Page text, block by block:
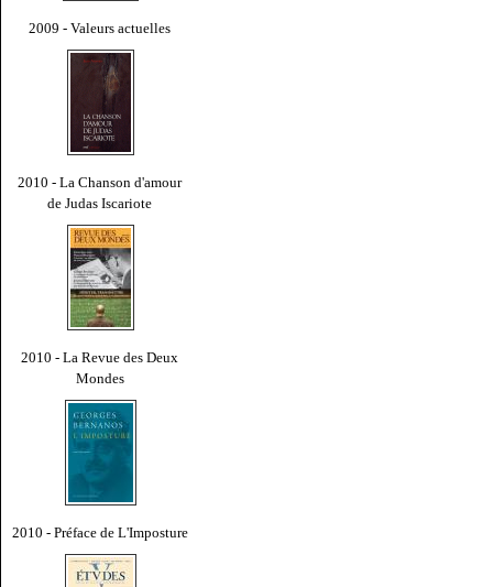
2009 - Valeurs actuelles
2010 - La Chanson d'amour
de Judas Iscariote
2010 - La Revue des Deux
Mondes
2010 - Préface de L'Imposture